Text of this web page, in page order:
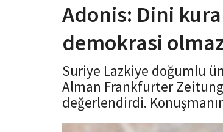
Adonis: Dini
demokrasi
Suriye Lazkiye doğumlu
Alman Frankfurter
değerlendirdi.